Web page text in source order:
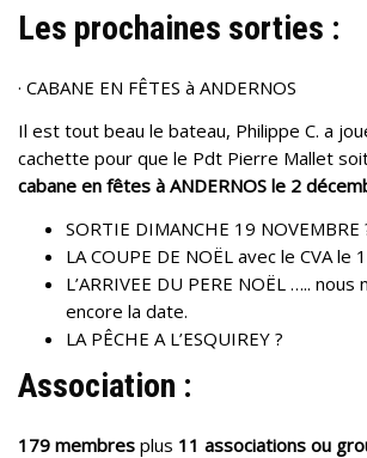
Les prochaines sorties :
· CABANE EN FÊTES à ANDERNOS
Il est tout beau le bateau, Philippe C. a
cachette pour que le Pdt Pierre Mallet
cabane en fêtes à ANDERNOS le 2
SORTIE DIMANCHE 19 NOVEMBRE
LA COUPE DE NOËL avec le CVA
L’ARRIVEE DU PERE NOËL ….. nous
encore la date.
LA PÊCHE A L’ESQUIREY ?
Association :
179 membres plus 11 associations ou